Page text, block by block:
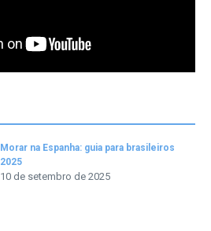
Morar na Espanha: guia para brasileiros
2025
10 de setembro de 2025